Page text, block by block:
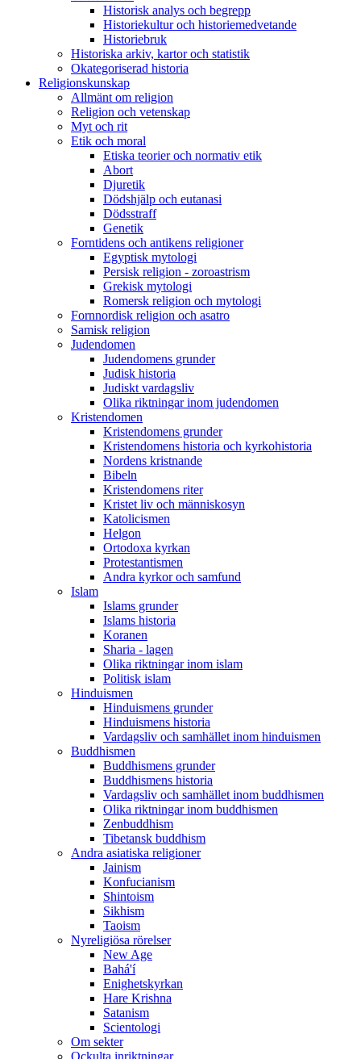
Historisk analys och begrepp
Historiekultur och historiemedvetande
Historiebruk
Historiska arkiv, kartor och statistik
Okategoriserad historia
Religionskunskap
Allmänt om religion
Religion och vetenskap
Myt och rit
Etik och moral
Etiska teorier och normativ etik
Abort
Djuretik
Dödshjälp och eutanasi
Dödsstraff
Genetik
Forntidens och antikens religioner
Egyptisk mytologi
Persisk religion - zoroastrism
Grekisk mytologi
Romersk religion och mytologi
Fornnordisk religion och asatro
Samisk religion
Judendomen
Judendomens grunder
Judisk historia
Judiskt vardagsliv
Olika riktningar inom judendomen
Kristendomen
Kristendomens grunder
Kristendomens historia och kyrkohistoria
Nordens kristnande
Bibeln
Kristendomens riter
Kristet liv och människosyn
Katolicismen
Helgon
Ortodoxa kyrkan
Protestantismen
Andra kyrkor och samfund
Islam
Islams grunder
Islams historia
Koranen
Sharia - lagen
Olika riktningar inom islam
Politisk islam
Hinduismen
Hinduismens grunder
Hinduismens historia
Vardagsliv och samhället inom hinduismen
Buddhismen
Buddhismens grunder
Buddhismens historia
Vardagsliv och samhället inom buddhismen
Olika riktningar inom buddhismen
Zenbuddhism
Tibetansk buddhism
Andra asiatiska religioner
Jainism
Konfucianism
Shintoism
Sikhism
Taoism
Nyreligiösa rörelser
New Age
Bahá'í
Enighetskyrkan
Hare Krishna
Satanism
Scientologi
Om sekter